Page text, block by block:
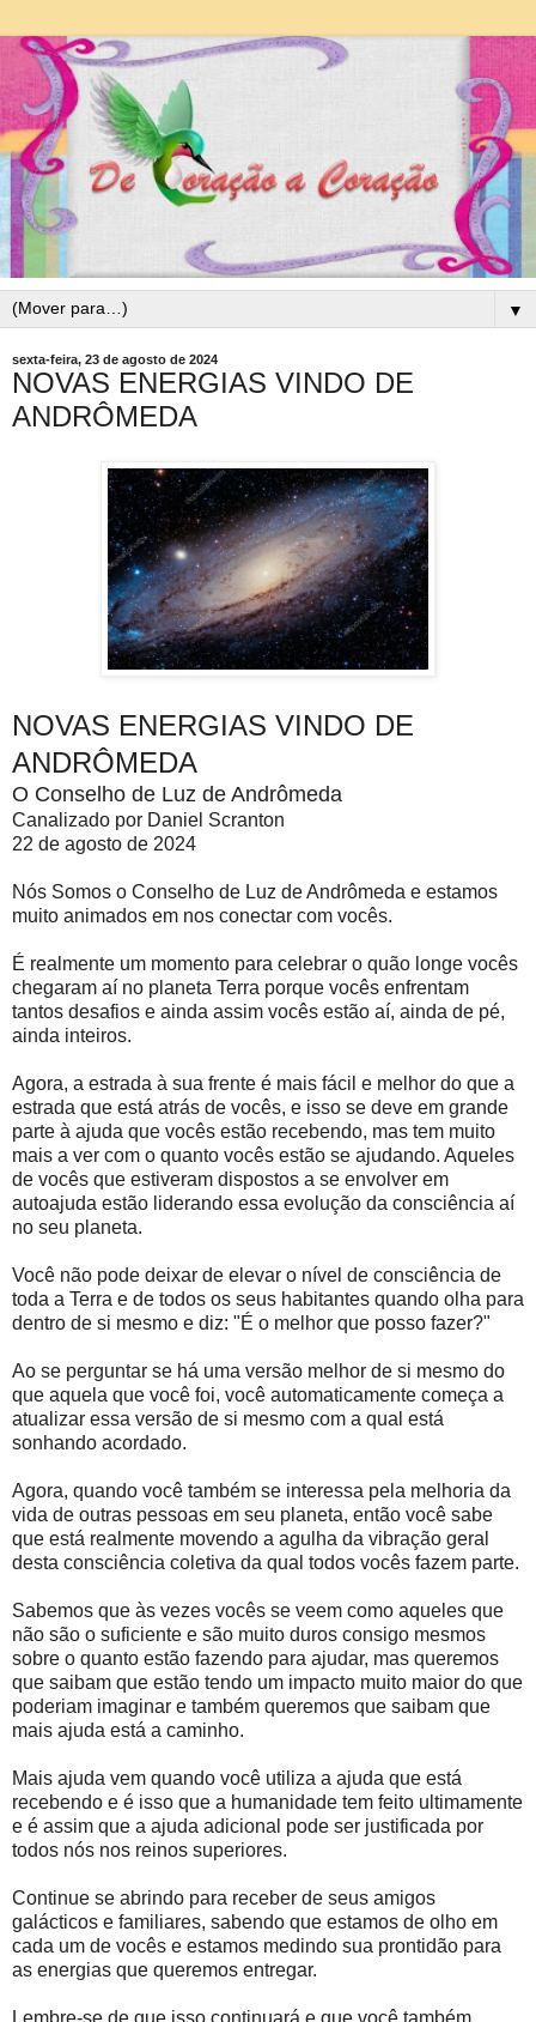
▼
sexta-feira, 23 de agosto de 2024
NOVAS ENERGIAS VINDO DE
ANDRÔMEDA
NOVAS ENERGIAS VINDO DE
ANDRÔMEDA
O Conselho de Luz de Andrômeda
Canalizado por Daniel Scranton
22 de agosto de 2024
Nós Somos o Conselho de Luz de Andrômeda e estamos
muito animados em nos conectar com vocês.
É realmente um momento para celebrar o quão longe vocês
chegaram aí no planeta Terra porque vocês enfrentam
tantos desafios e ainda assim vocês estão aí, ainda de pé,
ainda inteiros.
Agora, a estrada à sua frente é mais fácil e melhor do que a
estrada que está atrás de vocês, e isso se deve em grande
parte à ajuda que vocês estão recebendo, mas tem muito
mais a ver com o quanto vocês estão se ajudando. Aqueles
de vocês que estiveram dispostos a se envolver em
autoajuda estão liderando essa evolução da consciência aí
no seu planeta.
Você não pode deixar de elevar o nível de consciência de
toda a Terra e de todos os seus habitantes quando olha para
dentro de si mesmo e diz: "É o melhor que posso fazer?"
Ao se perguntar se há uma versão melhor de si mesmo do
que aquela que você foi, você automaticamente começa a
atualizar essa versão de si mesmo com a qual está
sonhando acordado.
Agora, quando você também se interessa pela melhoria da
vida de outras pessoas em seu planeta, então você sabe
que está realmente movendo a agulha da vibração geral
desta consciência coletiva da qual todos vocês fazem parte.
Sabemos que às vezes vocês se veem como aqueles que
não são o suficiente e são muito duros consigo mesmos
sobre o quanto estão fazendo para ajudar, mas queremos
que saibam que estão tendo um impacto muito maior do que
poderiam imaginar e também queremos que saibam que
mais ajuda está a caminho.
Mais ajuda vem quando você utiliza a ajuda que está
recebendo e é isso que a humanidade tem feito ultimamente
e é assim que a ajuda adicional pode ser justificada por
todos nós nos reinos superiores.
Continue se abrindo para receber de seus amigos
galácticos e familiares, sabendo que estamos de olho em
cada um de vocês e estamos medindo sua prontidão para
as energias que queremos entregar.